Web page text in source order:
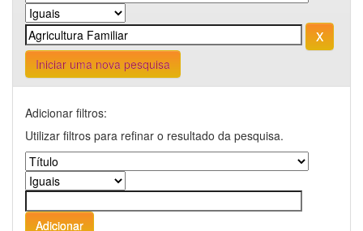
Iniciar uma nova pesquisa
Adicionar filtros:
Utilizar filtros para refinar o resultado da pesquisa.